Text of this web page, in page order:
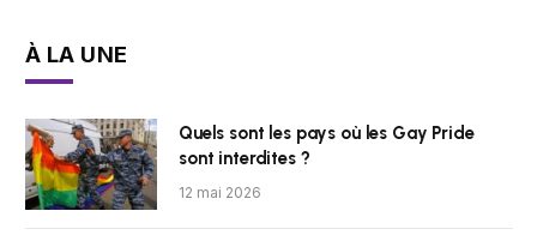
À LA UNE
Quels sont les pays où les Gay Pride
sont interdites ?
12 mai 2026